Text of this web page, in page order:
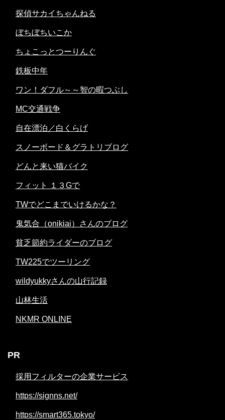
探偵サカイちゃんねる
ぼちぼちいこか
ちょこっとつーりんぐ
鉄板中年
ワン！ダフル～～智の暇つぶし
MC交通戦争
自在漂泊／白くらげ
スノーボード＆グラトリブログ
どんと来い猫バイク
フィット １３Gで
TWでどこまでいけるかな？
鬼気合（onikiai）さんのブログ
貧乏節約ライダーのブログ
TW225でツーリング
wildyukkyさんの山行記録
山林生活
NKMR ONLINE
PR
採用フィルターの企業サービス
https://signns.net/
https://smart365.tokyo/